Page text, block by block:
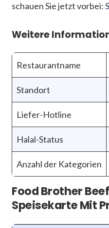
schauen Sie jetzt vorbei:
Weitere
Restaurantname
Standort
Liefer-Hotline
Halal-Status
Anzahl der Kategorien
Food Brother
Speisekarte Mit